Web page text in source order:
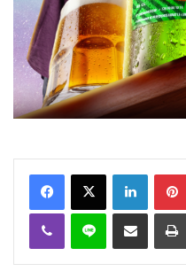
FacebookX Linkedin
Viber Ligne Partager par email